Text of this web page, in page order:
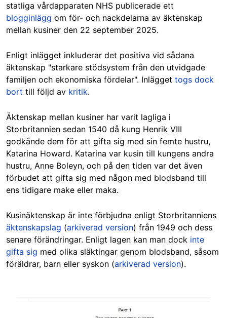
statliga vårdapparaten NHS publicerade ett
blogginlägg om för- och nackdelarna av äktenskap
mellan kusiner den 22 september 2025.
Enligt inlägget inkluderar det positiva vid sådana
äktenskap "starkare stödsystem från den utvidgade
familjen och ekonomiska fördelar". Inlägget togs dock
bort till följd av kritik.
Äktenskap mellan kusiner har varit lagliga i
Storbritannien sedan 1540 då kung Henrik VIII
godkände dem för att gifta sig med sin femte hustru,
Katarina Howard. Katarina var kusin till kungens andra
hustru, Anne Boleyn, och på den tiden var det även
förbudet att gifta sig med någon med blodsband till
ens tidigare make eller maka.
Kusinäktenskap är inte förbjudna enligt Storbritanniens
äktenskapslag (arkiverad version) från 1949 och dess
senare förändringar. Enligt lagen kan man dock inte
gifta sig med olika släktingar genom blodsband, såsom
föräldrar, barn eller syskon (arkiverad version).